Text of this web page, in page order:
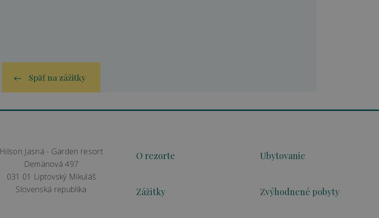
Späť na zážitky
Hilson Jasná - Garden resort
Demänová 497
031 01 Liptovský Mikuláš
Slovenská republika
O rezorte Ubytovanie
Zážitky Zvýhodnené pobyty